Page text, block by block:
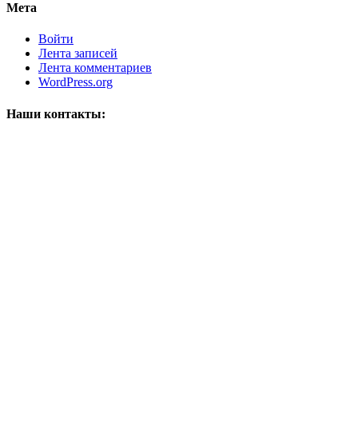
Мета
Войти
Лента записей
Лента комментариев
WordPress.org
Наши контакты: